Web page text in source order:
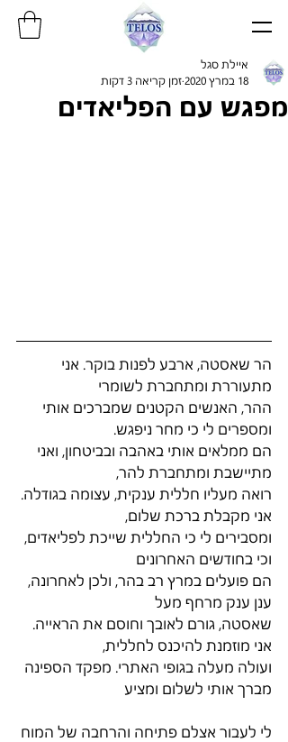
מפגש עם הפליאדים
איילת סגל
18 במרץ 2020
זמן קריאה 3 דקות
הר שאסטה, ארבע לפנות בוקר. אני
מתעוררת ומתחברת לשומרי
ההר, האנשים הקטנים שמברכים אותי
ומספרים לי כי מחר ניפגש.
הם ממלאים אותי באהבה ובביטחון, ואני
מתיישבת ומתחברת להר,
רואה מעליו חללית ענקית, עצומה בגודלה.
אני מקבלת ברכת שלום,
ומסבירים לי כי החללית שייכת לפליאדים,
וכי בחודשים האחרונים
הם פועלים במרץ רב בהר, ולכן לאחרונה,
ענן ענק מרחף מעל
שאסטה, גורם לאובך וחוסם את הראייה.
אני מוזמנת להיכנס לחללית,
ועולה מעלה בגופי האתרי. מפקד הספינה
מברך אותי לשלום ומציע
לי לעבור אצלם פתיחה והרחבה של המוח